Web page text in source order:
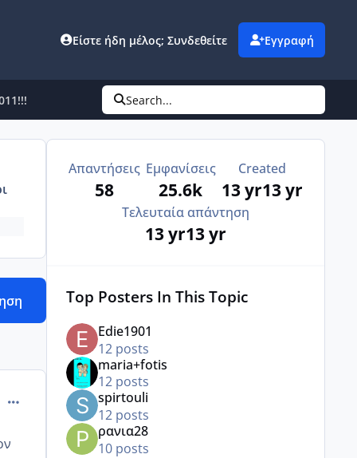
Είστε ήδη μέλος; Συνδεθείτε Εγγραφή
Search...
comment_876818
Απαντήσεις
58
Εμφανίσεις
25.6k
Created
13 yr13 yr
Τελευταία απάντηση
13 yr13 yr
Top Posters In This Topic
Edie1901
12 posts
maria+fotis
12 posts
spirtouli
12 posts
ρανια28
10 posts